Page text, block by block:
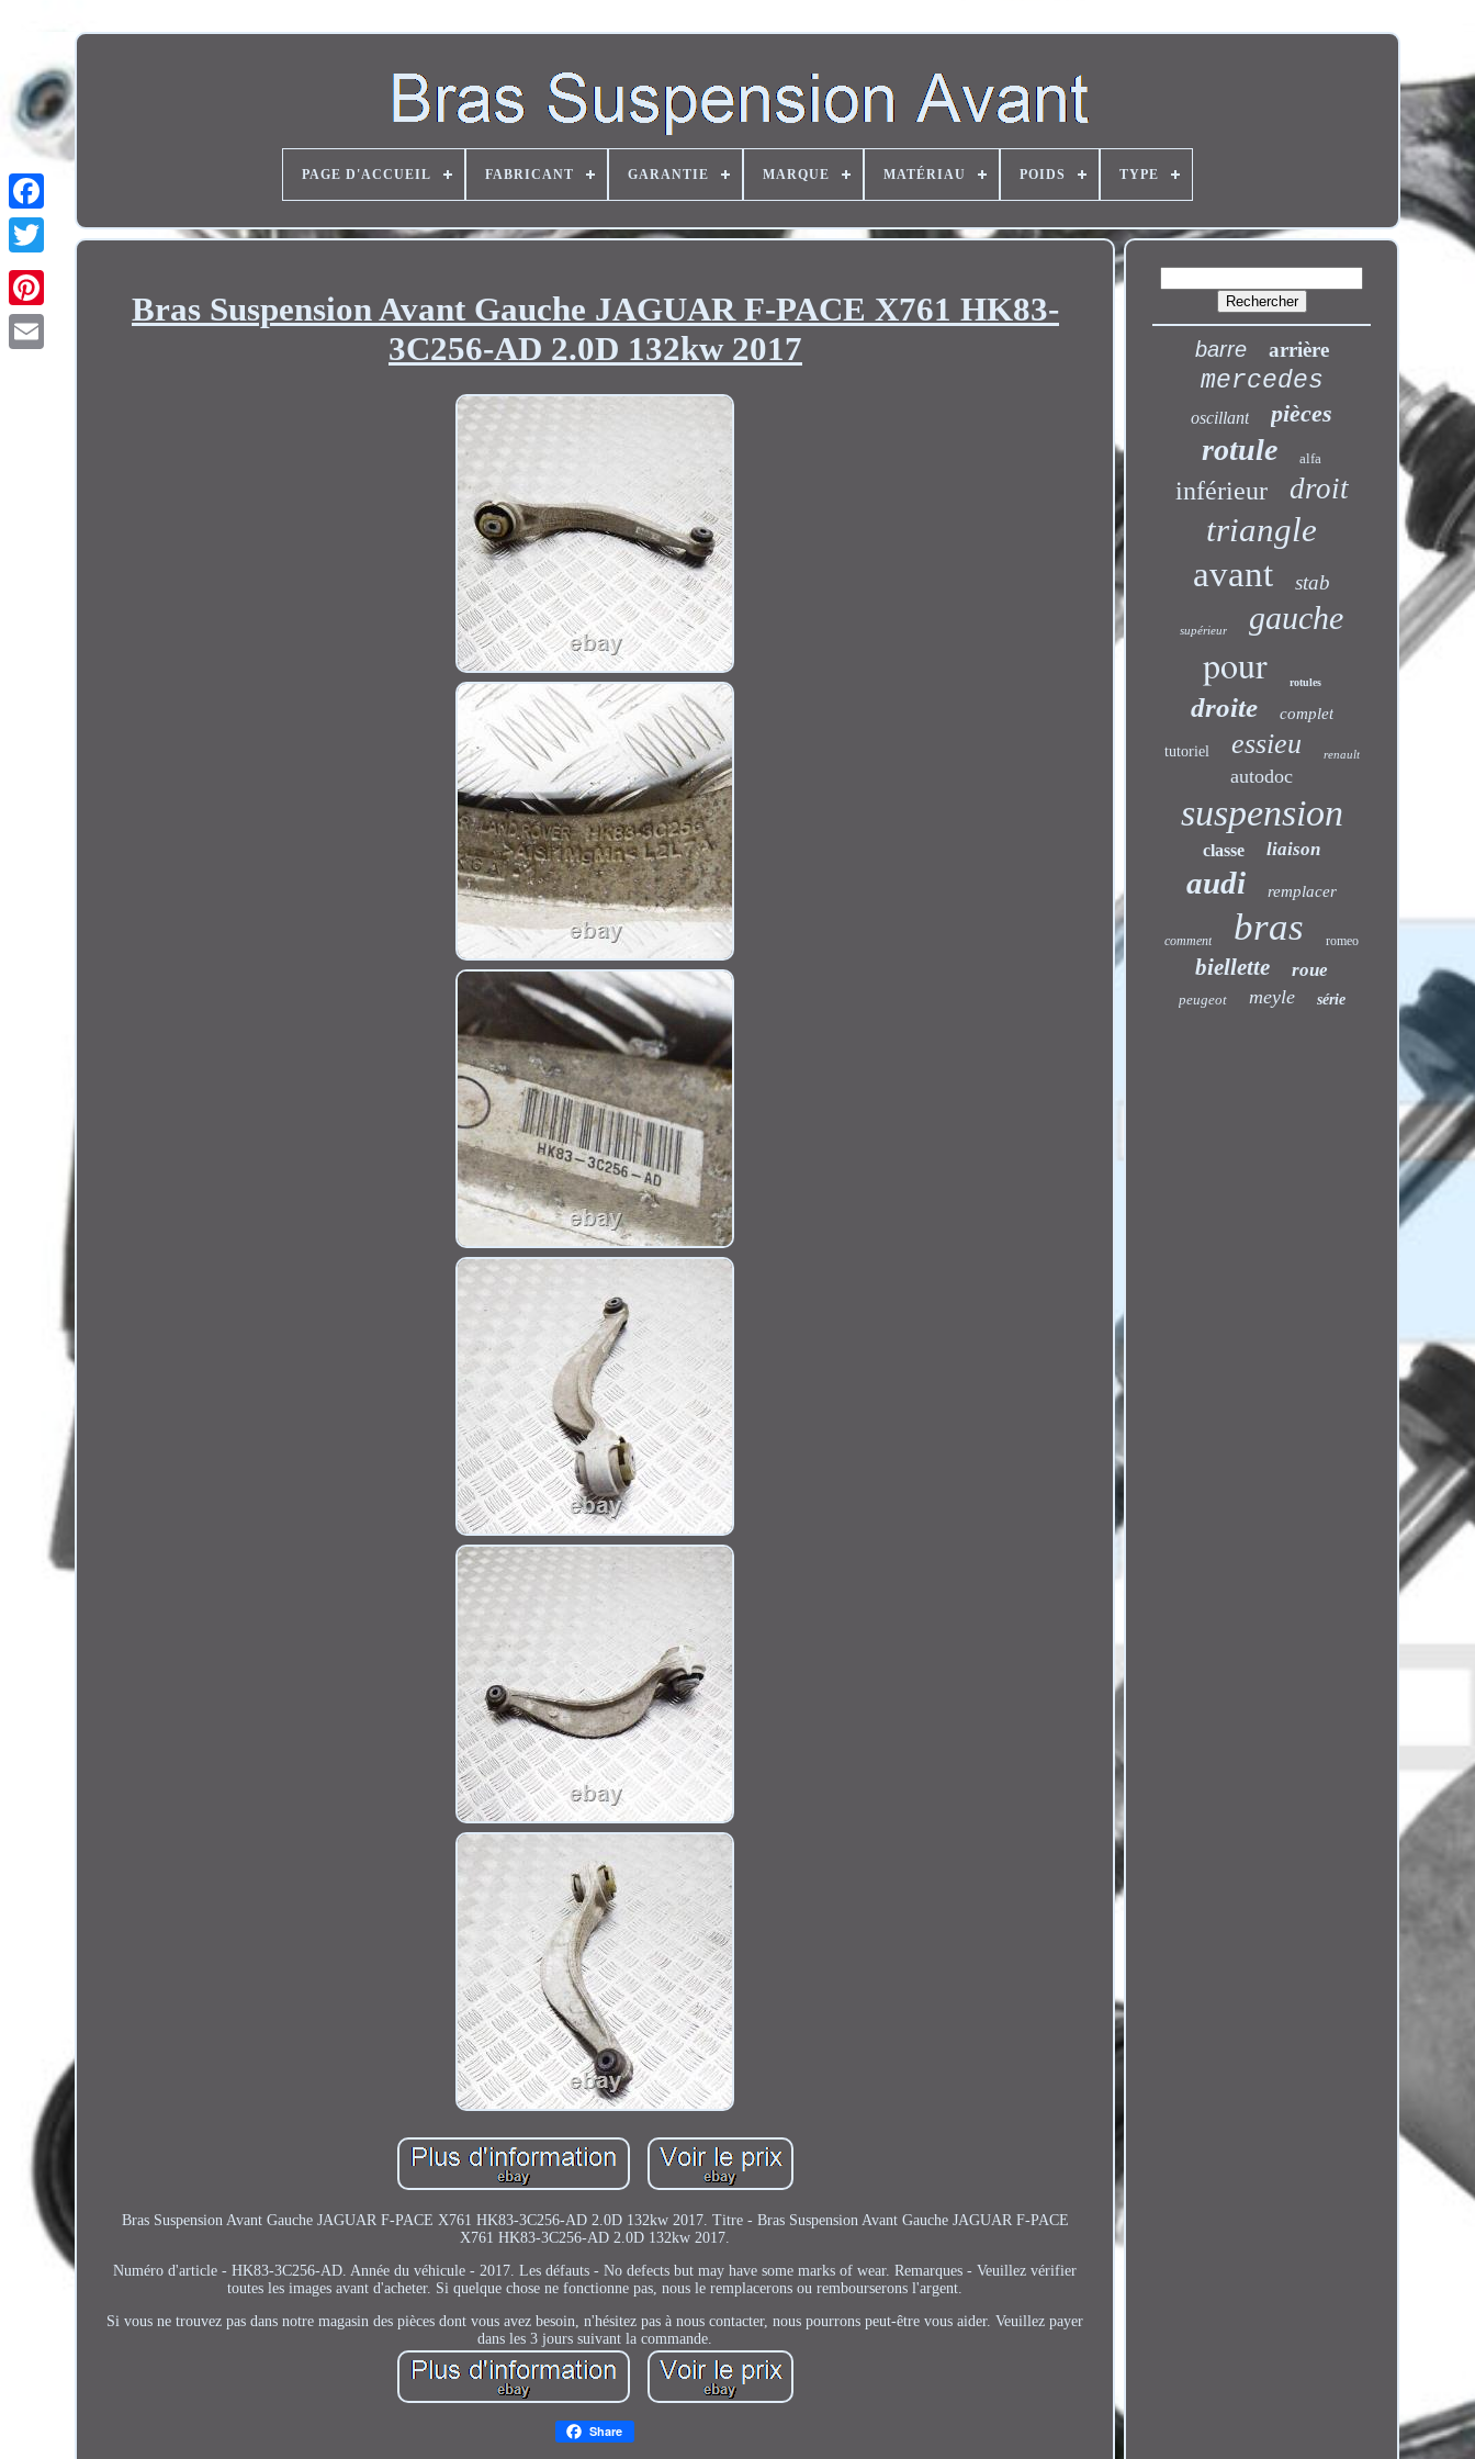
Twitter
PAGE D'ACCUEIL FABRICANT GARANTIE MARQUE MATÉRIAU POIDS TYPE
Bras Suspension Avant Gauche JAGUAR F-PACE X761 HK83-
3C256-AD 2.0D 132kw 2017
Bras Suspension Avant Gauche JAGUAR F-PACE X761 HK83-3C256-AD 2.0D 132kw 2017. Titre - Bras Suspension Avant Gauche JAGUAR F-PACE
X761 HK83-3C256-AD 2.0D 132kw 2017.
Numéro d'article - HK83-3C256-AD. Année du véhicule - 2017. Les défauts - No defects but may have some marks of wear. Remarques - Veuillez vérifier
toutes les images avant d'acheter. Si quelque chose ne fonctionne pas, nous le remplacerons ou rembourserons l'argent.
Si vous ne trouvez pas dans notre magasin des pièces dont vous avez besoin, n'hésitez pas à nous contacter, nous pourrons peut-être vous aider. Veuillez payer
dans les 3 jours suivant la commande.
Share
barre arrière
mercedes
oscillant pièces
rotule alfa
inférieur droit
triangle
avant stab
supérieur gauche
pour rotules
droite complet
tutoriel essieu renault
autodoc
suspension
classe liaison
audi remplacer
comment bras romeo
biellette roue
peugeot meyle série